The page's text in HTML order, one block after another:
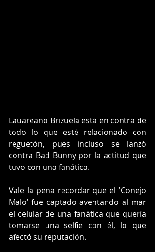
Lauareano Brizuela está en contra de
todo lo que esté relacionado con
reguetón, pues incluso se lanzó
contra Bad Bunny por la actitud que
tuvo con una fanática.
Vale la pena recordar que el 'Conejo
Malo' fue captado aventando al mar
el celular de una fanática que quería
tomarse una selfie con él, lo que
afectó su reputación.